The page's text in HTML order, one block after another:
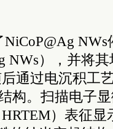
NWs），并将
通过电沉积工
构。扫描电子
）表征显